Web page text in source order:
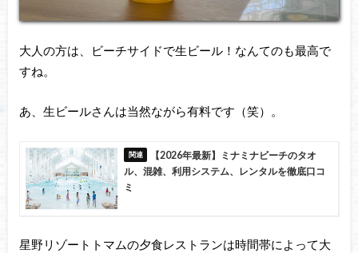
大人の方は、ビーチサイドで生ビール！なんてのも最高で
すね。
あ、生ビールさんは当然ながら有料です（笑）。
【2026年最新】ミナミナビーチのタオ
ル、混雑、利用システム、レンタルを徹底口コ
ミ
星野リゾートトマムの夕食レストランは時間帯によって大